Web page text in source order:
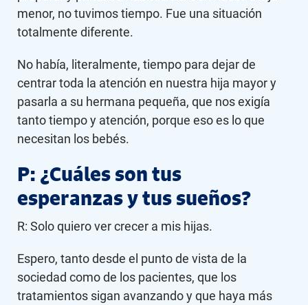
menor, no tuvimos tiempo. Fue una situación
totalmente diferente.
No había, literalmente, tiempo para dejar de
centrar toda la atención en nuestra hija mayor y
pasarla a su hermana pequeña, que nos exigía
tanto tiempo y atención, porque eso es lo que
necesitan los bebés.
P: ¿Cuáles son tus
esperanzas y tus sueños?
R: Solo quiero ver crecer a mis hijas.
Espero, tanto desde el punto de vista de la
sociedad como de los pacientes, que los
tratamientos sigan avanzando y que haya más